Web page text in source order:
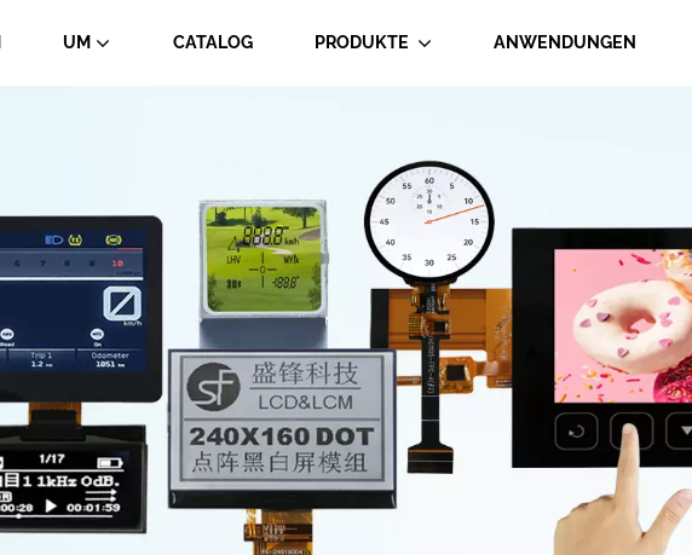
UM CATALOG PRODUKTE ANWENDUNGEN